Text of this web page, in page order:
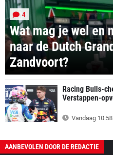
Wat mag je wel en
naar de Dutch
Zandvoort?
4
Racing Bulls-
Verstappen-
Vandaag 10:58
AANBEVOLEN DOOR DE REDACTIE